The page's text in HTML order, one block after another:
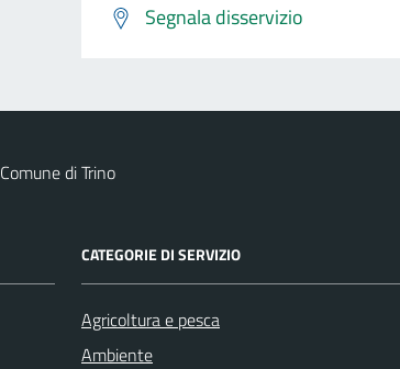
Segnala disservizio
Comune di Trino
CATEGORIE DI SERVIZIO
Agricoltura e pesca
Ambiente